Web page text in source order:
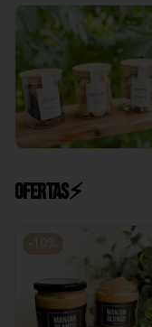
Ofertas⚡